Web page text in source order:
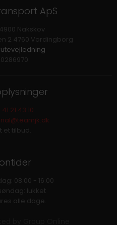
ApS
Nakskov
2 4760 Vordingborg
41 21 43 10
et tilbud.
08.00 - 16.00
lukket
alle dage.